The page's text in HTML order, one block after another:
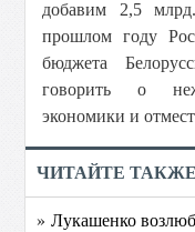
добавим 2,5
прошлом году
бюджета
говорить о
экономики и
ЧИТАЙТЕ
» Лукашенко